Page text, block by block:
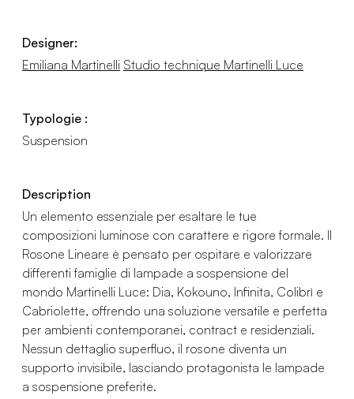
Designer:
Emiliana Martinelli Studio technique Martinelli Luce
Typologie :
Suspension
Description
Un elemento essenziale per esaltare le tue
composizioni luminose con carattere e rigore formale. Il
Rosone Lineare è pensato per ospitare e valorizzare
differenti famiglie di lampade a sospensione del
mondo Martinelli Luce: Dia, Kokouno, Infinita, Colibrì e
Cabriolette, offrendo una soluzione versatile e perfetta
per ambienti contemporanei, contract e residenziali.
Nessun dettaglio superfluo, il rosone diventa un
supporto invisibile, lasciando protagonista le lampade
a sospensione preferite.